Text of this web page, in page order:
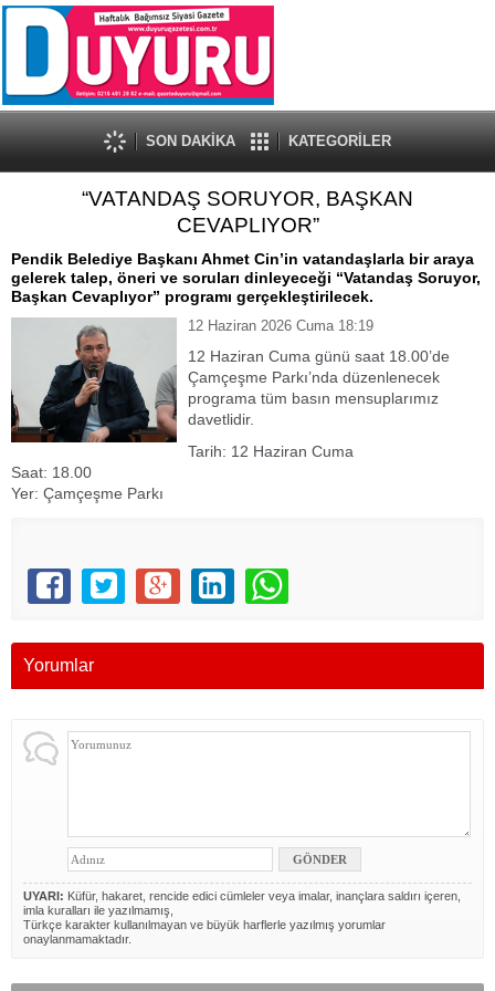
SON DAKİKA KATEGORİLER
“VATANDAŞ SORUYOR, BAŞKAN
CEVAPLIYOR”
Pendik Belediye Başkanı Ahmet Cin’in vatandaşlarla bir araya
gelerek talep, öneri ve soruları dinleyeceği “Vatandaş Soruyor,
Başkan Cevaplıyor” programı gerçekleştirilecek.
12 Haziran 2026 Cuma 18:19
12 Haziran Cuma günü saat 18.00’de
Çamçeşme Parkı’nda düzenlenecek
programa tüm basın mensuplarımız
davetlidir.
Tarih: 12 Haziran Cuma
Saat: 18.00
Yer: Çamçeşme Parkı
Yorumlar
UYARI: Küfür, hakaret, rencide edici cümleler veya imalar, inançlara saldırı içeren,
imla kuralları ile yazılmamış,
Türkçe karakter kullanılmayan ve büyük harflerle yazılmış yorumlar
onaylanmamaktadır.